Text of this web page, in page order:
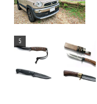
5